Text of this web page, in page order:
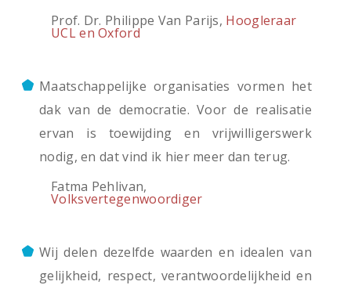
Prof. Dr. Philippe Van Parijs, Hoogleraar
UCL en Oxford
Maatschappelijke organisaties vormen het
dak van de democratie. Voor de realisatie
ervan is toewijding en vrijwilligerswerk
nodig, en dat vind ik hier meer dan terug.
Fatma Pehlivan,
Volksvertegenwoordiger
Wij delen dezelfde waarden en idealen van
gelijkheid, respect, verantwoordelijkheid en